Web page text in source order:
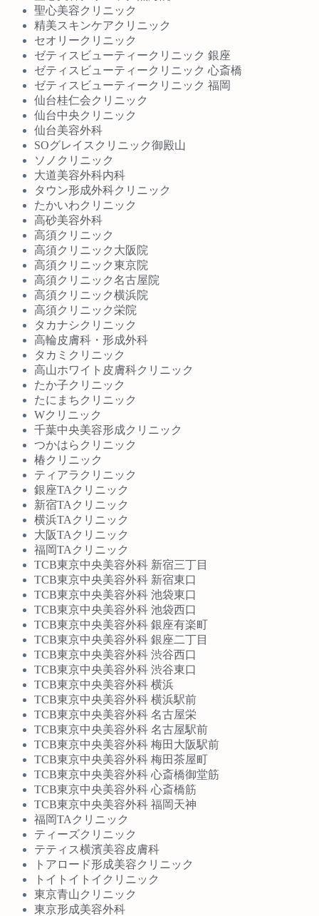
聖心美容クリニック
精美スキンケアクリニック
セオリークリニック
ゼティスビューティークリニック 銀座
ゼティスビューティークリニック 心斎橋
ゼティスビューティークリニック 福岡
仙台桂仁会クリニック
仙台中央クリニック
仙台美容外科
SOグレイスクリニック御殿山
ソノクリニック
大道美容外科内科
タウン形成外科クリニック
たかいわクリニック
高砂美容外科
高須クリニック
高須クリニック大阪院
高須クリニック東京院
高須クリニック名古屋院
高須クリニック横浜院
高須クリニック栄院
タカナシクリニック
高輪皮膚科・形成外科
タカミクリニック
高山ホワイト皮膚科クリニック
たか子クリニック
たにまちクリニック
Wクリニック
千葉中央美容形成クリニック
つかはらクリニック
椿クリニック
ティアラクリニック
銀座TAクリニック
新宿TAクリニック
横浜TAクリニック
大阪TAクリニック
福岡TAクリニック
TCB東京中央美容外科 新宿三丁目
TCB東京中央美容外科 新宿東口
TCB東京中央美容外科 池袋東口
TCB東京中央美容外科 池袋西口
TCB東京中央美容外科 銀座有楽町
TCB東京中央美容外科 銀座二丁目
TCB東京中央美容外科 渋谷西口
TCB東京中央美容外科 渋谷東口
TCB東京中央美容外科 横浜
TCB東京中央美容外科 横浜駅前
TCB東京中央美容外科 名古屋栄
TCB東京中央美容外科 名古屋駅前
TCB東京中央美容外科 梅田大阪駅前
TCB東京中央美容外科 梅田茶屋町
TCB東京中央美容外科 心斎橋御堂筋
TCB東京中央美容外科 心斎橋筋
TCB東京中央美容外科 福岡天神
福岡TAクリニック
ティーズクリニック
テティス横濱美容皮膚科
トアロード形成美容クリニック
トイトイトイクリニック
東京青山クリニック
東京形成美容外科